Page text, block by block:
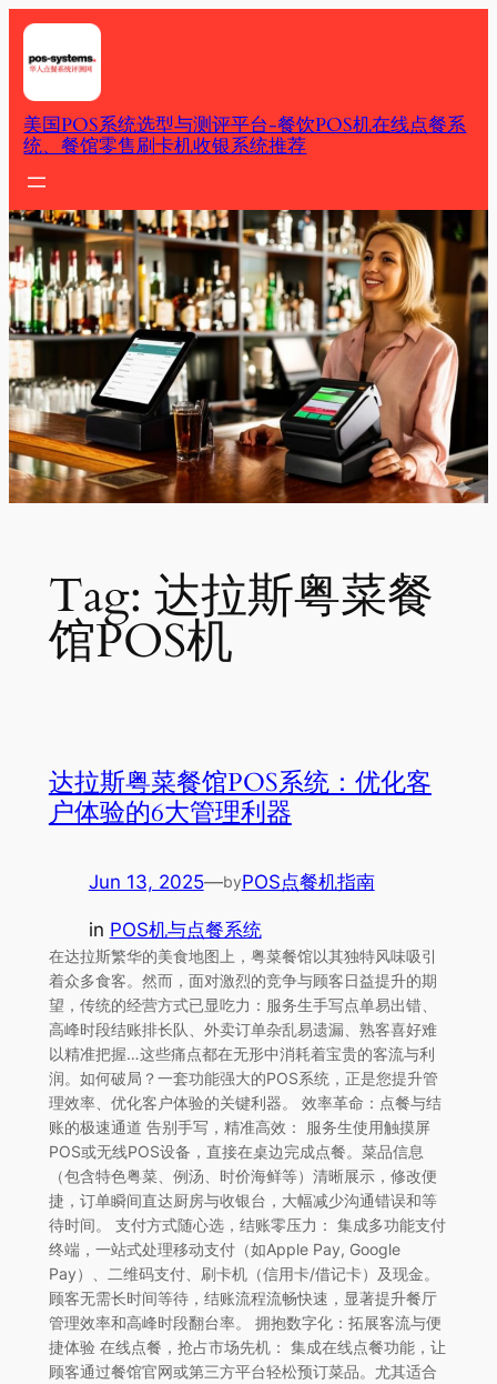
Skip
content
美国POS系统选型与测评平台-餐饮POS机在线点餐系
统、餐馆零售刷卡机收银系统推荐
Tag: 达拉斯粤菜餐
馆POS机
达拉斯粤菜餐馆POS系统：优化客
户体验的6大管理利器
Jun 13, 2025—byPOS点餐机指南
in POS机与点餐系统
在达拉斯繁华的美食地图上，粤菜餐馆以其独特风味吸引
着众多食客。然而，面对激烈的竞争与顾客日益提升的期
望，传统的经营方式已显吃力：服务生手写点单易出错、
高峰时段结账排长队、外卖订单杂乱易遗漏、熟客喜好难
以精准把握…这些痛点都在无形中消耗着宝贵的客流与利
润。如何破局？一套功能强大的POS系统，正是您提升管
理效率、优化客户体验的关键利器。 效率革命：点餐与结
账的极速通道 告别手写，精准高效： 服务生使用触摸屏
POS或无线POS设备，直接在桌边完成点餐。菜品信息
（包含特色粤菜、例汤、时价海鲜等）清晰展示，修改便
捷，订单瞬间直达厨房与收银台，大幅减少沟通错误和等
待时间。 支付方式随心选，结账零压力： 集成多功能支付
终端，一站式处理移动支付（如Apple Pay, Google
Pay）、二维码支付、刷卡机（信用卡/借记卡）及现金。
顾客无需长时间等待，结账流程流畅快速，显著提升餐厅
管理效率和高峰时段翻台率。 拥抱数字化：拓展客流与便
捷体验 在线点餐，抢占市场先机： 集成在线点餐功能，让
顾客通过餐馆官网或第三方平台轻松预订菜品。尤其适合